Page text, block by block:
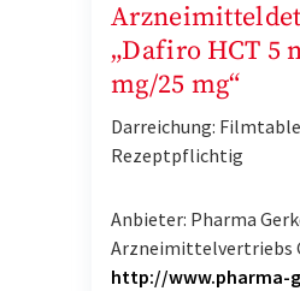
„Dafiro HCT 5
mg/25 mg“
Darreichung:
Rezeptpflichtig
Anbieter: Pharma
Arzneimittelvertriebs
http://www.pharma-